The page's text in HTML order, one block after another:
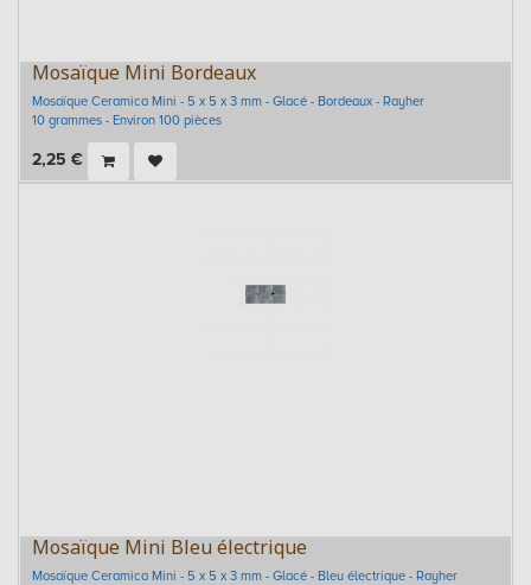
Mosaïque Mini Bordeaux
Mosaïque Ceramica Mini - 5 x 5 x 3 mm - Glacé - Bordeaux - Rayher
10 grammes - Environ 100 pièces
2,25 €
Mosaïque Mini Bleu électrique
Mosaïque Ceramica Mini - 5 x 5 x 3 mm - Glacé - Bleu électrique - Rayher